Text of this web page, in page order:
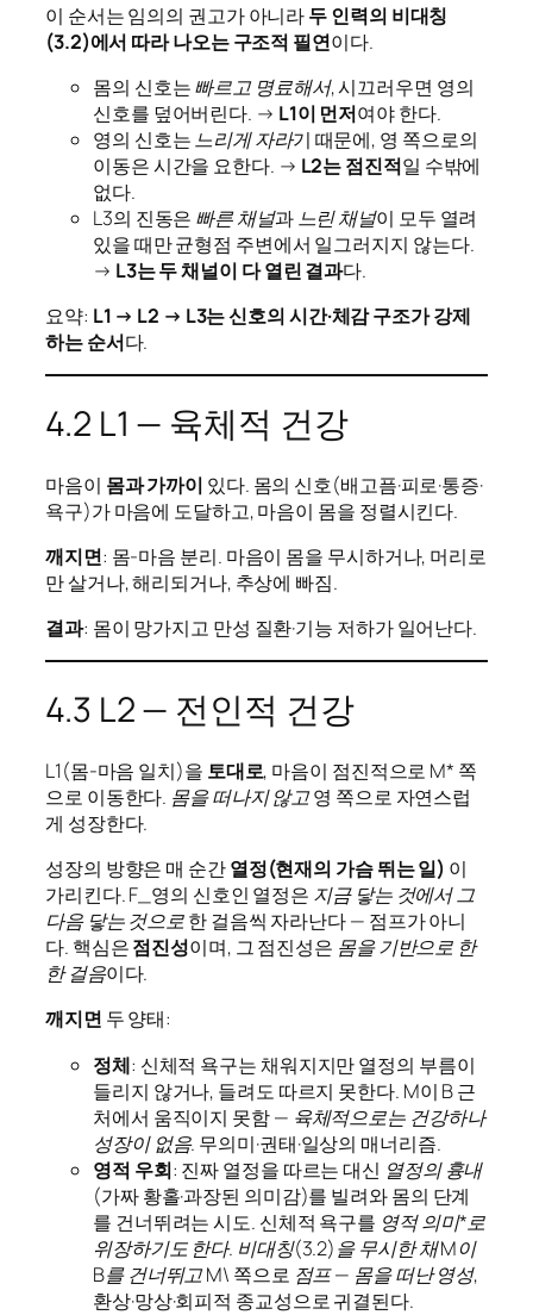
이 순서는 임의의 권고가 아니라두 인력의 비대칭
(3.2)에서 따라 나오는 구조적 필연이다.
몸의 신호는빠르고 명료해서, 시끄러우면 영의
신호를 덮어버린다. → L1이 먼저여야 한다.
영의 신호는느리게 자라기 때문에, 영 쪽으로의
이동은 시간을 요한다. → L2는 점진적일 수밖에
없다.
L3의 진동은 빠른 채널과느린 채널이 모두 열려
있을 때만 균형점 주변에서 일그러지지 않는다.
→ L3는 두 채널이 다 열린 결과다.
요약: L1 → L2 → L3는 신호의 시간·체감 구조가 강제
하는 순서다.
4.2 L1 — 육체적 건강
마음이 몸과 가까이 있다. 몸의 신호(배고픔·피로·통증·
욕구)가 마음에 도달하고, 마음이 몸을 정렬시킨다.
깨지면: 몸-마음 분리. 마음이 몸을 무시하거나, 머리로
만 살거나, 해리되거나, 추상에 빠짐.
결과: 몸이 망가지고 만성 질환·기능 저하가 일어난다.
4.3 L2 — 전인적 건강
L1(몸-마음 일치)을 토대로, 마음이 점진적으로 M* 쪽
으로 이동한다. 몸을 떠나지 않고영 쪽으로 자연스럽
게 성장한다.
성장의 방향은 매 순간열정(현재의 가슴 뛰는 일) 이
가리킨다. F_영의 신호인 열정은 지금 닿는 것에서 그
다음 닿는 것으로한 걸음씩 자라난다 — 점프가 아니
다. 핵심은점진성이며, 그 점진성은 몸을 기반으로 한
한 걸음이다.
깨지면 두 양태:
정체: 신체적 욕구는 채워지지만 열정의 부름이
들리지 않거나, 들려도 따르지 못한다. M이 B 근
처에서 움직이지 못함 — 육체적으로는 건강하나
성장이 없음. 무의미·권태·일상의 매너리즘.
영적 우회: 진짜 열정을 따르는 대신 열정의 흉내
(가짜 황홀·과장된 의미감)를 빌려와 몸의 단계
를 건너뛰려는 시도. 신체적 욕구를 영적 의미*로
위장하기도 한다. 비대칭(3.2)을 무시한 채 M이
B를 건너뛰고 M\ 쪽으로 점프— 몸을 떠난 영성,
환상·망상·회피적 종교성으로 귀결된다.